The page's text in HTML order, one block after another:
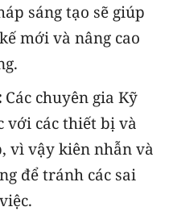
sáng tạo sẽ giúp
mới và nâng cao
Các chuyên gia Kỹ
các thiết bị và
vì vậy kiên nhẫn và
để tránh các sai